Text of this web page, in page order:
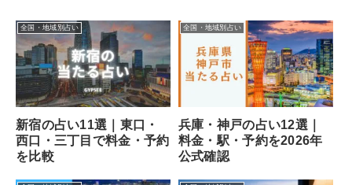
全国・地域別占い
新宿の占い11選｜東口・
西口・三丁目で料金・予約
を比較
全国・地域別占い
兵庫・神戸の占い12選｜
料金・駅・予約を2026年
公式確認